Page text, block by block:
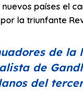
países el
la triunfante
de la
de
del